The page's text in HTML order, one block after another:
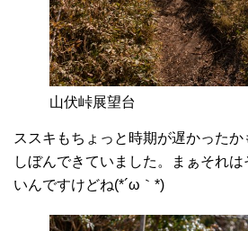
山伏峠展望台
ススキもちょっと時期が遅かったか
しぼんできていました。まぁそれ
いんですけどね(*´ω｀*)